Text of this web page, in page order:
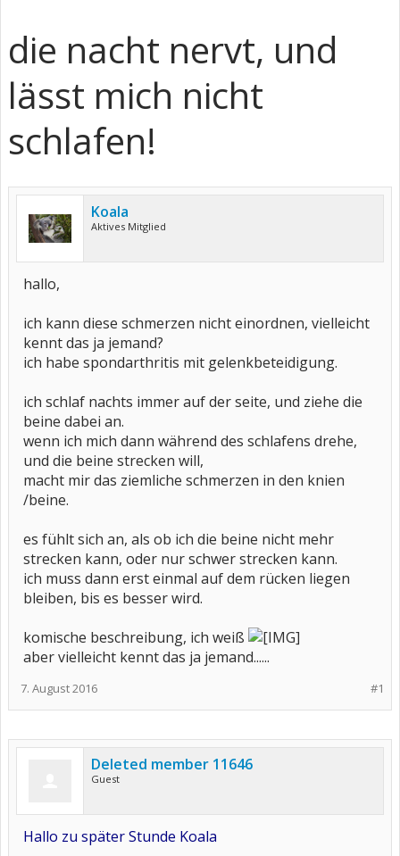
die nacht nervt, und
lässt mich nicht
schlafen!
Koala
Aktives Mitglied
hallo,
ich kann diese schmerzen nicht einordnen, vielleicht
kennt das ja jemand?
ich habe spondarthritis mit gelenkbeteidigung.
ich schlaf nachts immer auf der seite, und ziehe die
beine dabei an.
wenn ich mich dann während des schlafens drehe,
und die beine strecken will,
macht mir das ziemliche schmerzen in den knien
/beine.
es fühlt sich an, als ob ich die beine nicht mehr
strecken kann, oder nur schwer strecken kann.
ich muss dann erst einmal auf dem rücken liegen
bleiben, bis es besser wird.
komische beschreibung, ich weiß
aber vielleicht kennt das ja jemand......
#1
7. August 2016
Deleted member 11646
Guest
Hallo zu später Stunde Koala